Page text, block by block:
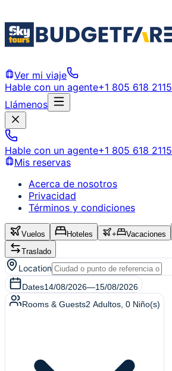
Ver mi viaje
Hable con un agente+1 805 618 2115
Llámenos
Hable con un agente+1 805 618 2115
Mis reservas
Acerca de nosotros
Privacidad
Términos y condiciones
Vuelos Hoteles + Vacaciones
Traslado
Location
Dates14/08/2026—15/08/2026
Rooms & Guests2 Adultos 0 Niño(s)